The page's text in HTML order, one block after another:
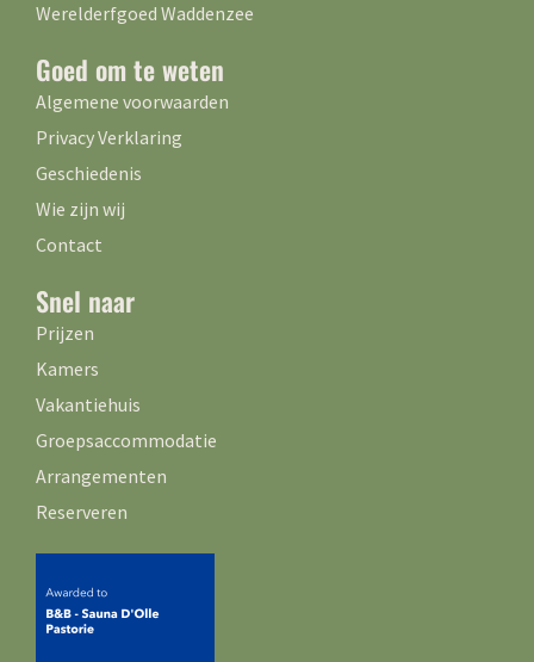
Werelderfgoed Waddenzee
Goed om te weten
Algemene voorwaarden
Privacy Verklaring
Geschiedenis
Wie zijn wij
Contact
Snel naar
Prijzen
Kamers
Vakantiehuis
Groepsaccommodatie
Arrangementen
Reserveren